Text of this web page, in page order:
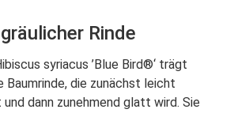
Rinde
syriacus ’Blue Bird®‘ trägt
Baumrinde, die zunächst leicht
dann zunehmend glatt wird. Sie